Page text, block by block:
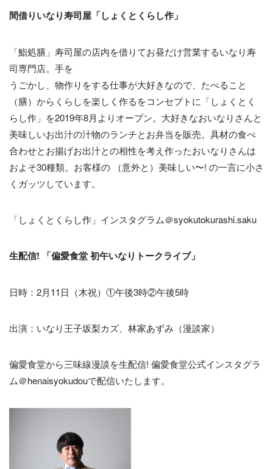
間借りいなり寿司屋「しょくとくらし作」
「鮨処膳」寿司屋の店内を借りてお昼だけ営業するいなり寿
司専門店。手を
うごかし、物作りをする仕事が大好きなので、たべること
（膳）からくらしを楽しく作るをコンセプトに「しょくとく
らし作」を2019年8月よりオープン。大好きなおいなりさんと
美味しいお出汁の汁物のランチとお弁当を販売。具材の食べ
合わせとお揚げお出汁との相性を考え作ったおいなりさんは
およそ30種類。お客様の （意外と）美味しい〜! の一言に小さ
くガッツしています。
「しょくとくらし作」インスタグラム＠syokutokurashi.saku
生配信! 「偏愛食堂 初午いなりトークライブ」
日時：2月11日（木祝）①午後3時②午後5時
出演：いなり王子坂梨カズ、林家あずみ（漫談家）
偏愛食堂から三味線漫談を生配信! 偏愛食堂公式インスタグラ
ム＠henaisyokudouで配信いたします。